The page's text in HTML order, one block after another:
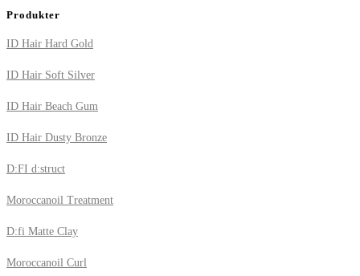
Produkter
ID Hair Hard Gold
ID Hair Soft Silver
ID Hair Beach Gum
ID Hair Dusty Bronze
D:FI d:struct
Moroccanoil Treatment
D:fi Matte Clay
Moroccanoil Curl